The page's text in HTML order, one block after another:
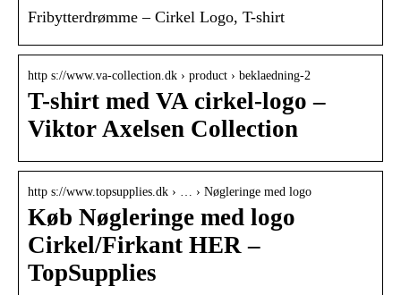
Fribytterdrømme – Cirkel Logo, T-shirt
http s://www.va-collection.dk › product › beklaedning-2
T-shirt med VA cirkel-logo –
Viktor Axelsen Collection
http s://www.topsupplies.dk › … › Nøgleringe med logo
Køb Nøgleringe med logo
Cirkel/Firkant HER –
TopSupplies